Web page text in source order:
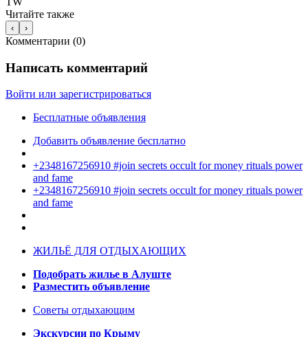
Читайте также
‹ ›
Комментарии (0)
Написать комментарий
Войти или зарегистрироваться
Бесплатные объявления
Добавить объявление бесплатно
+2348167256910 #join secrets occult for money rituals power
and fame
+2348167256910 #join secrets occult for money rituals power
and fame
ЖИЛЬЁ ДЛЯ ОТДЫХАЮЩИХ
Подобрать жилье в Алуште
Разместить объявление
Советы отдыхающим
Экскурсии по Крыму